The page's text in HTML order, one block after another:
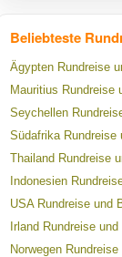
Beliebteste
Ägypten Rundreise
Mauritius Rundreise
Seychellen
Südafrika Rundreise
Thailand Rundreise
Indonesien
USA Rundreise und
Irland Rundreise und
Norwegen